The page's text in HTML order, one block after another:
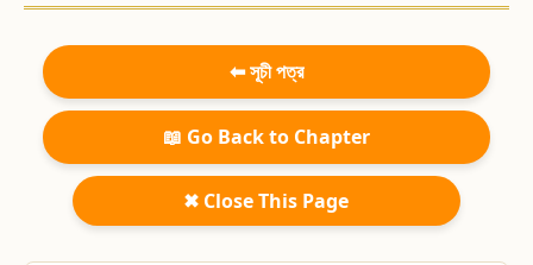
⬅ সূচী পত্র
📖 Go Back to Chapter
✖ Close This Page